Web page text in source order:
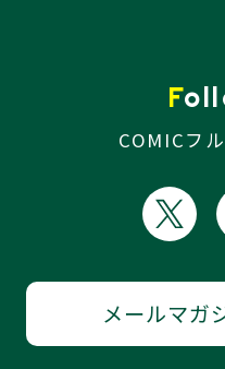
COMICフ
メールマガ